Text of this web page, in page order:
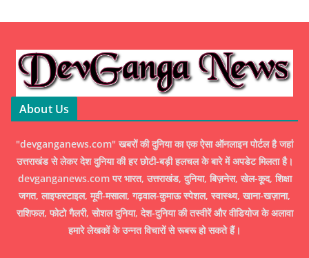
About Us
"devganganews.com" खबरों की दुनिया का एक ऐसा ऑनलाइन पोर्टल है जहां
उत्तराखंड से लेकर देश दुनिया की हर छोटी-बड़ी हलचल के बारे में अपडेट मिलता है।
devganganews.com पर भारत, उत्तराखंड, दुनिया, बिज़नेस, खेल-कूद, शिक्षा
जगत, लाइफस्टाइल, मूवी-मसाला, गढ़वाल-कुमाऊ स्पेशल, स्वास्थ्य, खाना-खज़ाना,
राशिफल, फोटो गैलरी, सोशल दुनिया, देश-दुनिया की तस्वीरें और वीडियोज के अलावा
हमारे लेखकों के उन्नत विचारों से रूबरू हो सकते हैं।